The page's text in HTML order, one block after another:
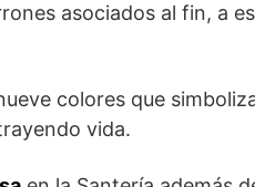
asociados al fin, a
colores que
vida.